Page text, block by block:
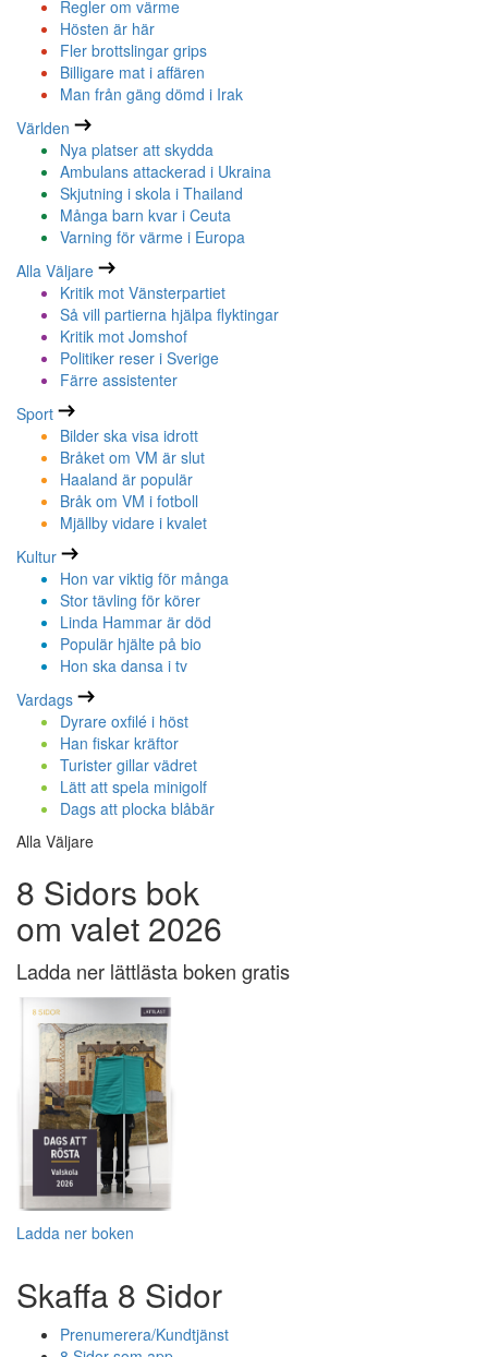
Regler om värme
Hösten är här
Fler brottslingar grips
Billigare mat i affären
Man från gäng dömd i Irak
Världen
Nya platser att skydda
Ambulans attackerad i Ukraina
Skjutning i skola i Thailand
Många barn kvar i Ceuta
Varning för värme i Europa
Alla Väljare
Kritik mot Vänsterpartiet
Så vill partierna hjälpa flyktingar
Kritik mot Jomshof
Politiker reser i Sverige
Färre assistenter
Sport
Bilder ska visa idrott
Bråket om VM är slut
Haaland är populär
Bråk om VM i fotboll
Mjällby vidare i kvalet
Kultur
Hon var viktig för många
Stor tävling för körer
Linda Hammar är död
Populär hjälte på bio
Hon ska dansa i tv
Vardags
Dyrare oxfilé i höst
Han fiskar kräftor
Turister gillar vädret
Lätt att spela minigolf
Dags att plocka blåbär
Alla Väljare
8 Sidors bok
om valet 2026
Ladda ner lättlästa boken gratis
Ladda ner boken
Skaffa 8 Sidor
Prenumerera/Kundtjänst